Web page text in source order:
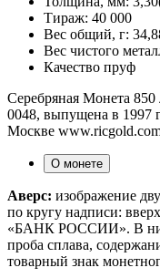
Тираж: 40 000
Вес общий, г:
Вес чистого
Качество пруф
Серебряная Монета
0048, выпущена в 1997
Москве
О монете
Аверс: изображение
по кругу надписи:
«БАНК РОССИИ». В
проба сплава,
товарный знак